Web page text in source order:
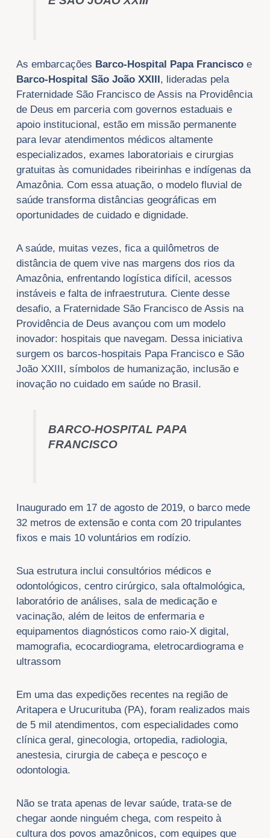
As embarcações Barco-Hospital Papa Franciscoe
Barco-Hospital São João XXIII, lideradas pela
Fraternidade São Francisco de Assis na Providência
de Deus em parceria com governos estaduais e
apoio institucional, estão em missão permanente
para levar atendimentos médicos altamente
especializados, exames laboratoriais e cirurgias
gratuitas às comunidades ribeirinhas e indígenas da
Amazônia. Com essa atuação, o modelo fluvial de
saúde transforma distâncias geográficas em
oportunidades de cuidado e dignidade.
A saúde, muitas vezes, fica a quilômetros de
distância de quem vive nas margens dos rios da
Amazônia, enfrentando logística difícil, acessos
instáveis e falta de infraestrutura. Ciente desse
desafio, a Fraternidade São Francisco de Assis na
Providência de Deus avançou com um modelo
inovador: hospitais que navegam. Dessa iniciativa
surgem os barcos-hospitais Papa Francisco e São
João XXIII, símbolos de humanização, inclusão e
inovação no cuidado em saúde no Brasil.
BARCO-HOSPITAL PAPA
FRANCISCO
Inaugurado em 17 de agosto de 2019, o barco mede
32 metros de extensão e conta com 20 tripulantes
fixos e mais 10 voluntários em rodízio.
Sua estrutura inclui consultórios médicos e
odontológicos, centro cirúrgico, sala oftalmológica,
laboratório de análises, sala de medicação e
vacinação, além de leitos de enfermaria e
equipamentos diagnósticos como raio-X digital,
mamografia, ecocardiograma, eletrocardiograma e
ultrassom
Em uma das expedições recentes na região de
Aritapera e Urucurituba (PA), foram realizados mais
de 5 mil atendimentos, com especialidades como
clínica geral, ginecologia, ortopedia, radiologia,
anestesia, cirurgia de cabeça e pescoço e
odontologia.
Não se trata apenas de levar saúde, trata-se de
chegar aonde ninguém chega, com respeito à
cultura dos povos amazônicos, com equipes que